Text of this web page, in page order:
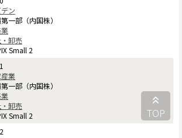
ン
一部（内国株）
卸売
Small 2
業
一部（内国株）
卸売
Small 2
TOP